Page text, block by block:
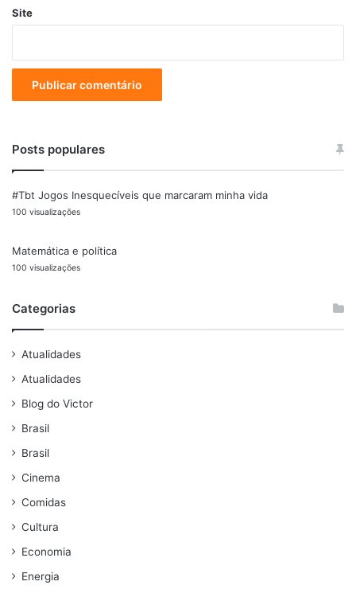
Site
Posts populares
#Tbt Jogos Inesquecíveis que marcaram minha vida
100 visualizações
Matemática e política
100 visualizações
Categorias
Atualidades
Atualidades
Blog do Victor
Brasil
Brasil
Cinema
Comidas
Cultura
Economia
Energia